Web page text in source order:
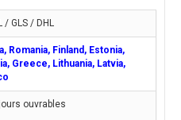
/ GLS / DHL
Romania, Finland, Estonia,
Greece, Lithuania, Latvia,
ouvrables